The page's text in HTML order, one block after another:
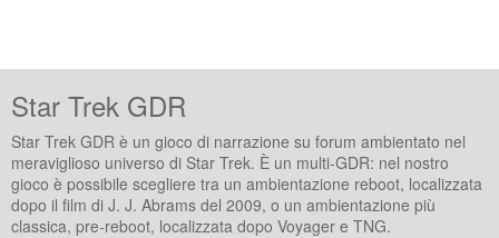
Star Trek GDR
Star Trek GDR è un gioco di narrazione su forum ambientato nel
meraviglioso universo di Star Trek. È un multi-GDR: nel nostro
gioco è possibile scegliere tra un ambientazione reboot, localizzata
dopo il film di J. J. Abrams del 2009, o un ambientazione più
classica, pre-reboot, localizzata dopo Voyager e TNG.